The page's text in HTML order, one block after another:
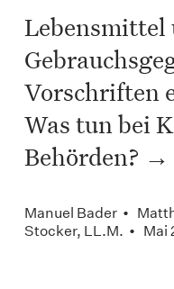
Lebensmittel
Vorschriften
Was tun bei
Behörden?
Manuel Bader •
Stocker, LL.M. • Mai